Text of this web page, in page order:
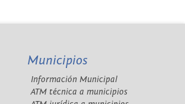
Municipios
Información Municipal
ATM técnica a municipios